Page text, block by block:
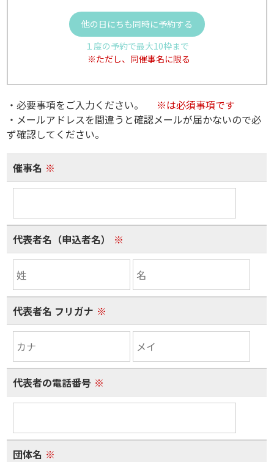
他の日にちも同時に予約する
１度の予約で最大10枠まで
※ただし、同催事名に限る
・必要事項をご入力ください。
※は必須事項です
・メールアドレスを間違うと確認メールが届かないので必
ず確認してください。
催事名 ※
代表者名（申込者名） ※
代表者名 フリガナ ※
代表者の電話番号 ※
団体名 ※